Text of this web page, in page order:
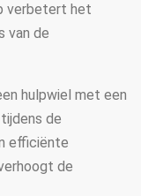
verbetert het
van de
hulpwiel met een
de
efficiënte
de